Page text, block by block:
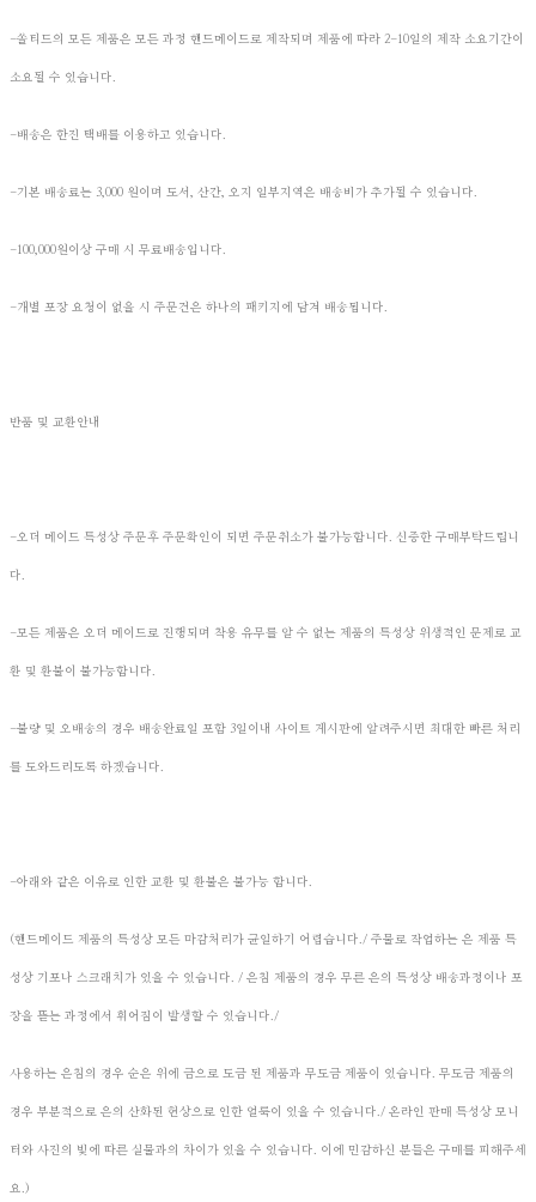
-쏠티드의 모든 제품은 모든 과정 핸드메이드로 제작되며 제품에 따라 2-10일의 제작 소요기간이
소요될 수 있습니다.
-배송은 한진 택배를 이용하고 있습니다.
-기본 배송료는 3,000 원이며 도서, 산간, 오지 일부지역은 배송비가 추가될 수 있습니다.
-100,000원이상 구매 시 무료배송입니다.
-개별 포장 요청이 없을 시 주문건은 하나의 패키지에 담겨 배송됩니다.
반품 및 교환안내
-오더 메이드 특성상 주문후 주문확인이 되면 주문취소가 불가능합니다. 신중한 구매부탁드립니
다.
-모든 제품은 오더 메이드로 진행되며 착용 유무를 알 수 없는 제품의 특성상 위생적인 문제로 교
환 및 환불이 불가능합니다.
-불량 및 오배송의 경우 배송완료일 포함 3일이내 사이트 게시판에 알려주시면 최대한 빠른 처리
를 도와드리도록 하겠습니다.
-아래와 같은 이유로 인한 교환 및 환불은 불가능 합니다.
(핸드메이드 제품의 특성상 모든 마감처리가 균일하기 어렵습니다./ 주물로 작업하는 은 제품 특
성상 기포나 스크래치가 있을 수 있습니다. / 은침 제품의 경우 무른 은의 특성상 배송과정이나 포
장을 뜯는 과정에서 휘어짐이 발생할 수 있습니다./
사용하는 은침의 경우 순은 위에 금으로 도금 된 제품과 무도금 제품이 있습니다. 무도금 제품의
경우 부분적으로 은의 산화된 현상으로 인한 얼룩이 있을 수 있습니다./ 온라인 판매 특성상 모니
터와 사진의 빛에 따른 실물과의 차이가 있을 수 있습니다. 이에 민감하신 분들은 구매를 피해주세
요.)